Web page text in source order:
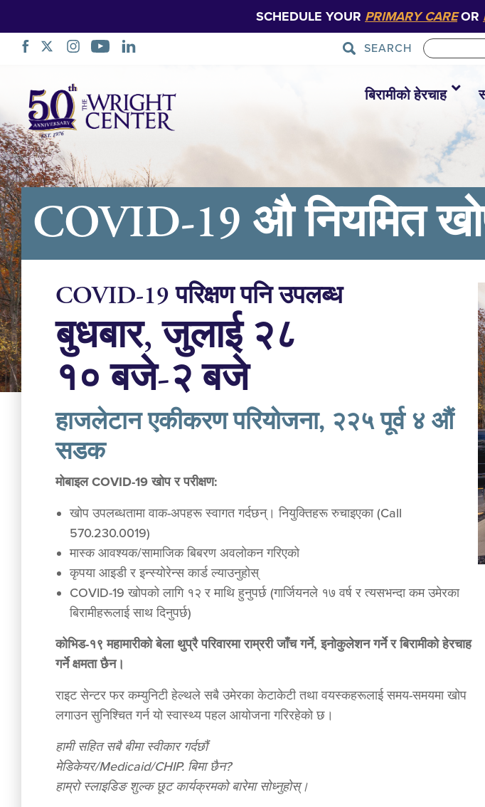
SCHEDULE YOUR PRIMARY CAREOR
SEARCH
स्किप
गर्नुहोस्
बिरामीको हेरचाह
COVID-19 औ नियमित
COVID-19 परिक्षण पनि उपलब्ध
बुधबार, जुलाई २८
१० बजे-२ बजे
हाजलेटान एकीकरण परियोजना, २२५ पूर्व ४ औं
सडक
मोबाइल COVID-19 खोप र परीक्षण:
खोप उपलब्धतामा वाक-अपहरू स्वागत गर्दछन्। नियुक्तिहरू रुचाइएका (Call
570.230.0019)
मास्क आवश्यक/सामाजिक बिबरण अवलोकन गरिएको
कृपया आइडी र इन्स्योरेन्स कार्ड ल्याउनुहोस्
COVID-19 खोपको लागि १२ र माथि हुनुपर्छ (गार्जियनले १७ वर्ष र त्यसभन्दा कम उमेरका
बिरामीहरूलाई साथ दिनुपर्छ)
कोभिड-१९ महामारीको बेला थुप्रै परिवारमा राम्ररी जाँच गर्ने, इनोकुलेशन गर्ने र बिरामीको हेरचाह
गर्ने क्षमता छैन।
राइट सेन्टर फर कम्युनिटी हेल्थले सबै उमेरका केटाकेटी तथा वयस्कहरूलाई समय-समयमा खोप
लगाउन सुनिश्चित गर्न यो स्वास्थ्य पहल आयोजना गरिरहेको छ।
हामी सहित सबै बीमा स्वीकार गर्दछौं
मेडिकेयर/Medicaid/CHIP. बिमा छैन?
हाम्रो स्लाइडिङ शुल्क छूट कार्यक्रमको बारेमा सोध्नुहोस्।